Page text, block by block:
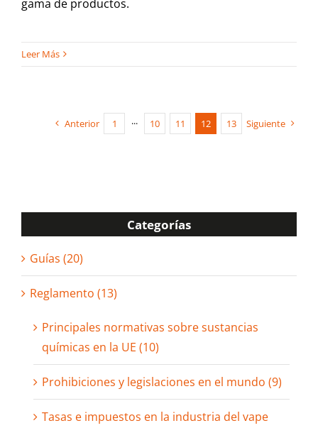
gama de productos.
Leer Más
Anterior 1 ··· 10 11 12 13 Siguiente
Categorías
Guías (20)
Reglamento (13)
Principales normativas sobre sustancias
químicas en la UE (10)
Prohibiciones y legislaciones en el mundo (9)
Tasas e impuestos en la industria del vape